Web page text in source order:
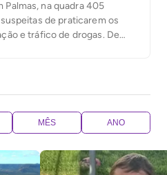
Palmas, na quadra 405
de praticarem os
e tráfico de drogas. De
cometendo roubos na
MÊS ANO